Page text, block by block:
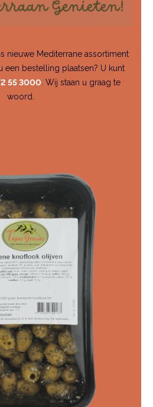
nieuwe Mediterrane assortiment
een bestelling plaatsen? U kunt
55 3000 . Wij staan u graag te
woord.